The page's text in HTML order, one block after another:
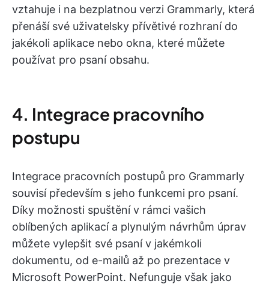
vztahuje i na bezplatnou verzi Grammarly, která
přenáší své uživatelsky přívětivé rozhraní do
jakékoli aplikace nebo okna, které můžete
používat pro psaní obsahu.
4. Integrace pracovního
postupu
Integrace pracovních postupů pro Grammarly
souvisí především s jeho funkcemi pro psaní.
Díky možnosti spuštění v rámci vašich
oblíbených aplikací a plynulým návrhům úprav
můžete vylepšit své psaní v jakémkoli
dokumentu, od e-mailů až po prezentace v
Microsoft PowerPoint. Nefunguje však jako